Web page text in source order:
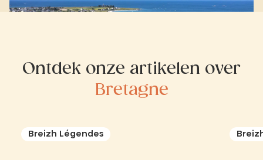
Ontdek onze artikelen over
Bretagne
Breizh Légendes